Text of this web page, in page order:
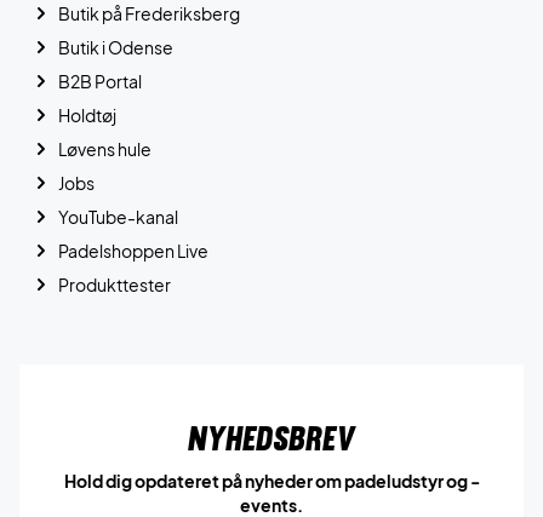
Butik på Frederiksberg
Butik i Odense
B2B Portal
Holdtøj
Løvens hule
Jobs
YouTube-kanal
Padelshoppen Live
Produkttester
Nyhedsbrev
Hold dig opdateret på nyheder om padeludstyr og -
events.